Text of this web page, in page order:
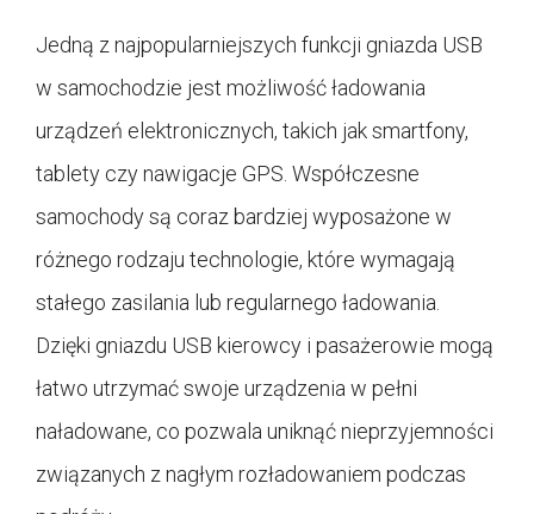
Jedną z najpopularniejszych funkcji gniazda USB
w samochodzie jest możliwość ładowania
urządzeń elektronicznych, takich jak smartfony,
tablety czy nawigacje GPS. Współczesne
samochody są coraz bardziej wyposażone w
różnego rodzaju technologie, które wymagają
stałego zasilania lub regularnego ładowania.
Dzięki gniazdu USB kierowcy i pasażerowie mogą
łatwo utrzymać swoje urządzenia w pełni
naładowane, co pozwala uniknąć nieprzyjemności
związanych z nagłym rozładowaniem podczas